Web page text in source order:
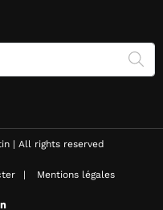
| All rights reserved
Mentions légales
linkedin